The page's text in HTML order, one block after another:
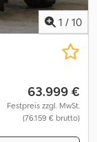
1 / 10
63.999 €
Festpreis zzgl. MwSt.
(76.159 € brutto)